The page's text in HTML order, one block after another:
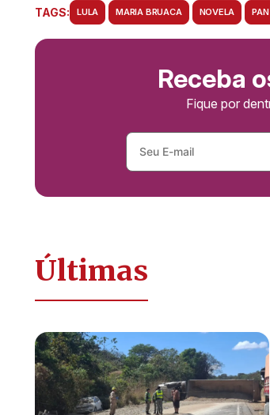
TAGS: LULA MARIA BRUACA NOVELA
Receba
Fique por
Últimas